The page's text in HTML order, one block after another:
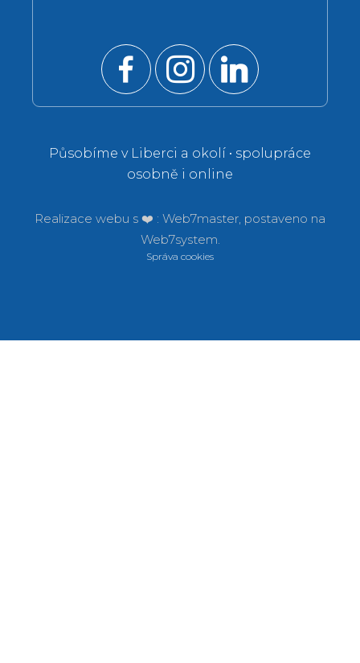
Působíme v Liberci a okolí • spolupráce
osobně i online
Realizace webu s ❤️ : Web7master, postaveno na
Web7system.
Správa cookies